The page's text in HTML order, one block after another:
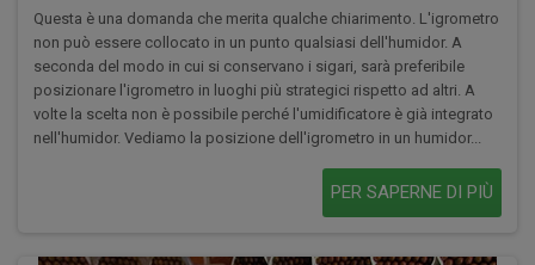
Questa è una domanda che merita qualche chiarimento. L'igrometro
non può essere collocato in un punto qualsiasi dell'humidor. A
seconda del modo in cui si conservano i sigari, sarà preferibile
posizionare l'igrometro in luoghi più strategici rispetto ad altri. A
volte la scelta non è possibile perché l'umidificatore è già integrato
nell'humidor. Vediamo la posizione dell'igrometro in un humidor...
PER SAPERNE DI PIÙ